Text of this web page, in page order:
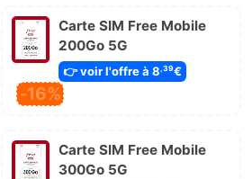
Carte SIM Free Mobile
200Go 5G
👉 voir l'offre à 8,39€
-16%
Carte SIM Free Mobile
300Go 5G